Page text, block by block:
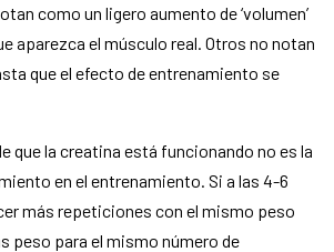
como un ligero aumento de ‘volumen’
aparezca el músculo real. Otros no notan
que el efecto de entrenamiento se
que la creatina está funcionando no es la
en el entrenamiento. Si a las 4-6
más repeticiones con el mismo peso
peso para el mismo número de